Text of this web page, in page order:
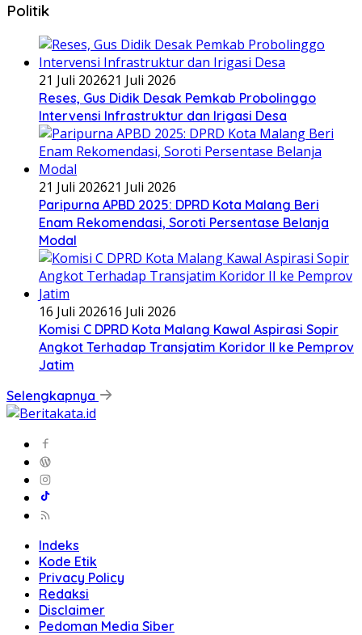
Politik
21 Juli 202621 Juli 2026
Reses, Gus Didik Desak Pemkab Probolinggo
Intervensi Infrastruktur dan Irigasi Desa
21 Juli 202621 Juli 2026
Paripurna APBD 2025: DPRD Kota Malang Beri
Enam Rekomendasi, Soroti Persentase Belanja
Modal
16 Juli 202616 Juli 2026
Komisi C DPRD Kota Malang Kawal Aspirasi Sopir
Angkot Terhadap Transjatim Koridor II ke Pemprov
Jatim
Selengkapnya
Indeks
Kode Etik
Privacy Policy
Redaksi
Disclaimer
Pedoman Media Siber